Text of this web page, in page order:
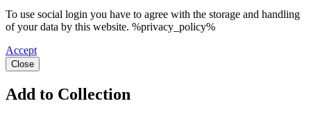
To use social login you have to agree with the storage and handling
of your data by this website. %privacy_policy%
Accept
Close
Add to Collection